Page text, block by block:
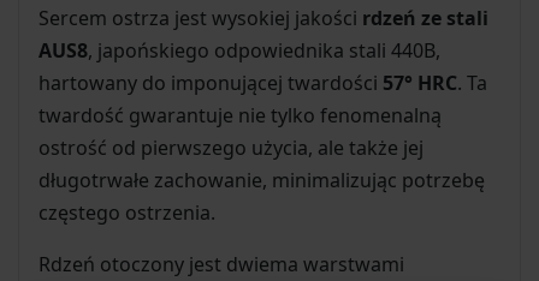
Sercem ostrza jest wysokiej jakości rdzeń ze stali
AUS8, japońskiego odpowiednika stali 440B,
hartowany do imponującej twardości 57° HRC. Ta
twardość gwarantuje nie tylko fenomenalną
ostrość od pierwszego użycia, ale także jej
długotrwałe zachowanie, minimalizując potrzebę
częstego ostrzenia.
Rdzeń otoczony jest dwiema warstwami